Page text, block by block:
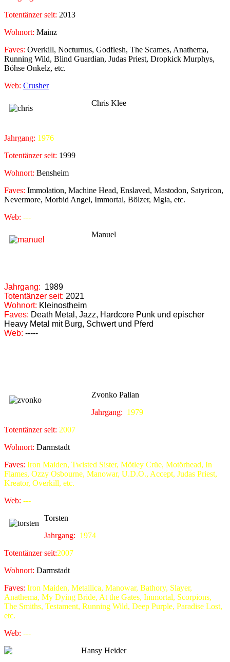
Totentänzer seit: 2013
Wohnort: Mainz
Faves: Overkill, Nocturnus, Godflesh, The Scames, Anathema,
Running Wild, Blind Guardian, Judas Priest, Dropkick Murphys,
Böhse Onkelz, etc.
Web: Crusher
Chris Klee
Jahrgang: 1976
Totentänzer seit: 1999
Wohnort: Bensheim
Faves: Immolation, Machine Head, Enslaved, Mastodon, Satyricon,
Nevermore, Morbid Angel, Immortal, Bölzer, Mgla, etc.
Web: ---
Manuel
Jahrgang: 1989
Totentänzer seit: 2021
Wohnort: Kleinostheim
Faves: Death Metal, Jazz, Hardcore Punk und epischer
Heavy Metal mit Burg, Schwert und Pferd
Web: -----
Zvonko Palian
Jahrgang: 1979
Totentänzer seit: 2007
Wohnort: Darmstadt
Faves: Iron Maiden, Twisted Sister, Mötley Crüe, Motörhead, In
Flames, Ozzy Osbourne, Manowar, U.D.O., Accept, Judas Priest,
Kreator, Overkill, etc.
Web: ---
Torsten
Jahrgang: 1974
Totentänzer seit:2007
Wohnort: Darmstadt
Faves: Iron Maiden, Metallica, Manowar, Bathory, Slayer,
Anathema, My Dying Bride, At the Gates, Immortal, Scorpions,
The Smiths, Testament, Running Wild, Deep Purple, Paradise Lost,
etc.
Web: ---
Hansy Heider